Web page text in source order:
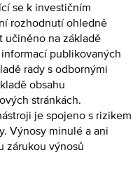
15
jsou určeny čistě pro
portfoliu. Tyto údaje
nabídka k nákupu těchto
se k investičním
rozhodnutí ohledně
učiněno na základě
publikovaných
rady s odbornými
obsahu
stránkách.
je spojeno s rizikem
Výnosy minulé a ani
zárukou výnosů